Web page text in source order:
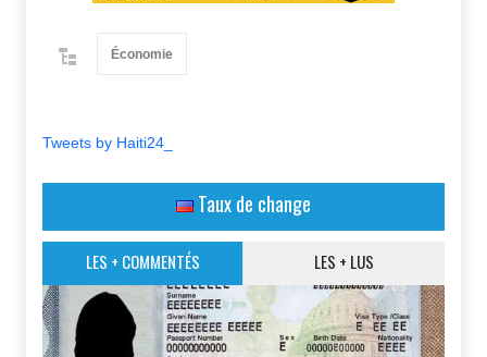
Économie
Tweets by Haiti24_
Taux de change
LES + COMMENTÉS LES + LUS